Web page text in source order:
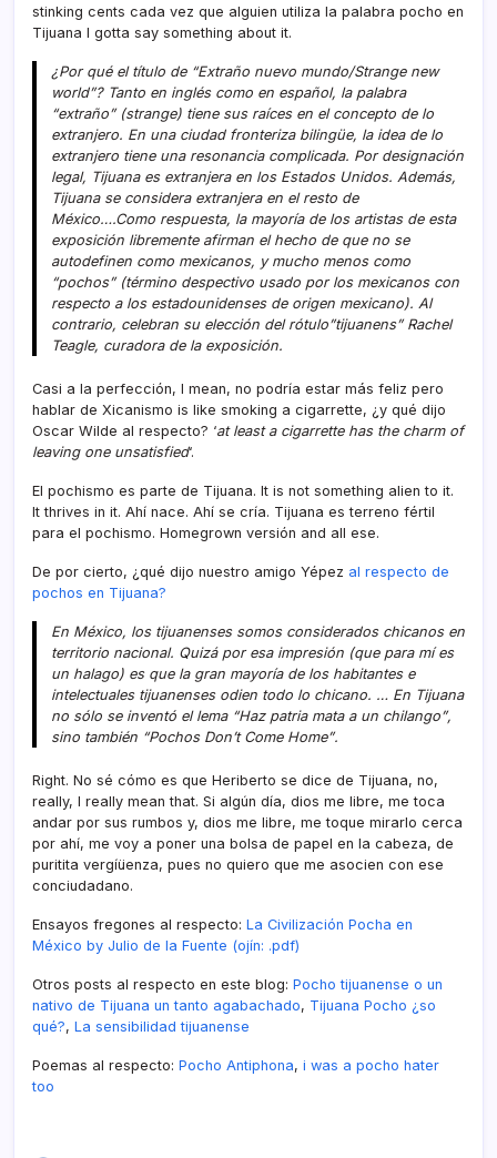
stinking cents cada vez que alguien utiliza la palabra pocho en
Tijuana I gotta say something about it.
¿Por qué el tí­tulo de “Extraño nuevo mundo/Strange new
world”? Tanto en inglés como en español, la palabra
“extraño” (strange) tiene sus raí­ces en el concepto de lo
extranjero. En una ciudad fronteriza bilingüe, la idea de lo
extranjero tiene una resonancia complicada. Por designación
legal, Tijuana es extranjera en los Estados Unidos. Además,
Tijuana se considera extranjera en el resto de
México….Como respuesta, la mayorí­a de los artistas de esta
exposición libremente afirman el hecho de que no se
autodefinen como mexicanos, y mucho menos como
“pochos” (término despectivo usado por los mexicanos con
respecto a los estadounidenses de origen mexicano). Al
contrario, celebran su elección del rótulo”tijuanens” Rachel
Teagle, curadora de la exposición.
Casi a la perfección, I mean, no podrí­a estar más feliz pero
hablar de Xicanismo is like smoking a cigarrette, ¿y qué dijo
Oscar Wilde al respecto? ‘at least a cigarrette has the charm of
leaving one unsatisfied‘.
El pochismo es parte de Tijuana. It is not something alien to it.
It thrives in it. Ahí­ nace. Ahí­ se crí­a. Tijuana es terreno fértil
para el pochismo. Homegrown versión and all ese.
De por cierto, ¿qué dijo nuestro amigo Yépez al respecto de
pochos en Tijuana?
En México, los tijuanenses somos considerados chicanos en
territorio nacional. Quizá por esa impresión (que para mí­ es
un halago) es que la gran mayorí­a de los habitantes e
intelectuales tijuanenses odien todo lo chicano. … En Tijuana
no sólo se inventó el lema “Haz patria mata a un chilango”,
sino también “Pochos Don’t Come Home”.
Right. No sé cómo es que Heriberto se dice de Tijuana, no,
really, I really mean that. Si algún dí­a, dios me libre, me toca
andar por sus rumbos y, dios me libre, me toque mirarlo cerca
por ahí­, me voy a poner una bolsa de papel en la cabeza, de
puritita vergíüenza, pues no quiero que me asocien con ese
conciudadano.
Ensayos fregones al respecto: La Civilización Pocha en
México by Julio de la Fuente (ojí­n: .pdf)
Otros posts al respecto en este blog: Pocho tijuanense o un
nativo de Tijuana un tanto agabachado, Tijuana Pocho ¿so
qué?, La sensibilidad tijuanense
Poemas al respecto: Pocho Antiphona, i was a pocho hater
too